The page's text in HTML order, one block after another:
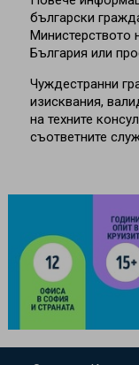
български
Министерството
България или
Чуждестранни
изисквания,
на техните
съответните